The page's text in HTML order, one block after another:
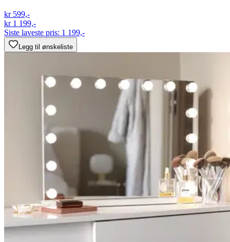
kr 599,-
kr 1 199,-
Siste laveste pris: 1 199,-
Legg til ønskeliste